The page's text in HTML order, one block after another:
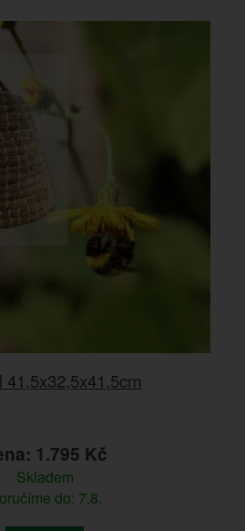
41,5x32,5x41,5cm
1.795 Kč
Skladem
do: 7.8.